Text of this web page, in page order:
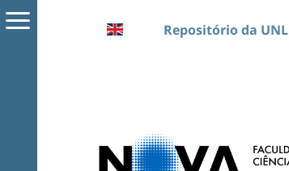
Repositório da UNL